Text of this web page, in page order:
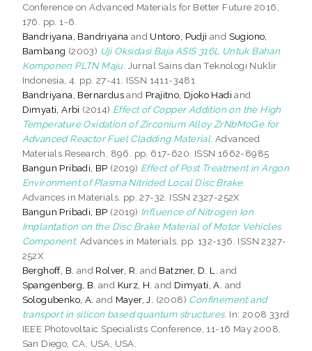
Conference on Advanced Materials for Better Future 2016,
176. pp. 1-6.
Bandriyana, Bandriyana and Untoro, Pudji and Sugiono,
Bambang (2003) Uji Oksidasi Baja ASIS 316L Untuk Bahan
Komponen PLTN Maju. Jurnal Sains dan Teknologi Nuklir
Indonesia, 4. pp. 27-41. ISSN 1411-3481
Bandriyana, Bernardusand Prajitno, Djoko Hadi and
Dimyati, Arbi (2014) Effect of Copper Addition on the High
Temperature Oxidation of Zirconium Alloy ZrNbMoGe for
Advanced Reactor Fuel Cladding Material. Advanced
Materials Research, 896. pp. 617-620. ISSN 1662-8985
Bangun Pribadi, BP (2019) Effect of Post Treatment in Argon
Environment of Plasma Nitrided Local Disc Brake.
Advances in Materials. pp. 27-32. ISSN 2327-252X
Bangun Pribadi, BP (2019) Influence of Nitrogen Ion
Implantation on the Disc Brake Material of Motor Vehicles
Component. Advances in Materials. pp. 132-136. ISSN 2327-
252X
Berghoff, B. and Rolver, R. and Batzner, D. L.
and
Spangenberg, B. and Kurz, H. and Dimyati, A. and
Sologubenko, A. and Mayer, J. (2008) Confinement and
transport in silicon based quantum structures. In: 2008 33rd
IEEE Photovoltaic Specialists Conference, 11-16 May 2008,
San Diego, CA, USA, USA.